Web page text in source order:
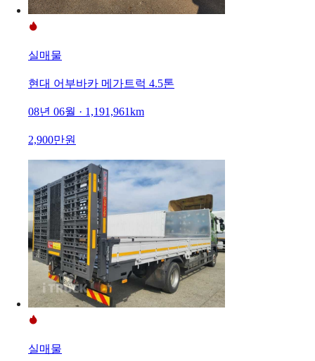
실매물
현대 어부바카 메가트럭 4.5톤
08년 06월 · 1,191,961km
2,900만원
실매물